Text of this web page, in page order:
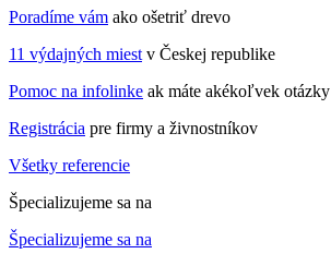
Poradíme vám ako ošetriť drevo
11 výdajných miestv Českej republike
Pomoc na infolinke ak máte akékoľvek otázky
Registrácia pre firmy a živnostníkov
Všetky referencie
Špecializujeme sa na
Špecializujeme sa na